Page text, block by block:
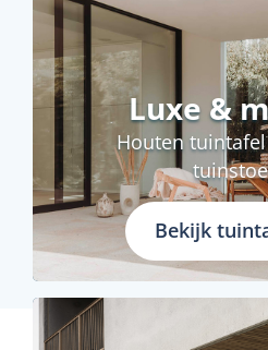
Luxe &
Houten
Bekijk